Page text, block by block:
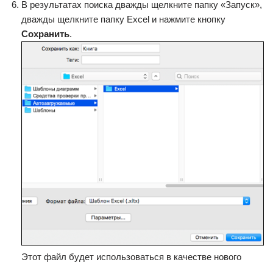
В результатах поиска дважды щелкните папку «Запуск»,
дважды щелкните папку Excel и нажмите кнопку
Сохранить.
Этот файл будет использоваться в качестве нового